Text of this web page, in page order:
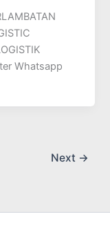
Whatsapp
Next →